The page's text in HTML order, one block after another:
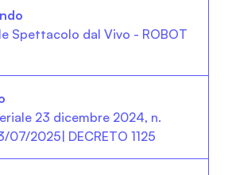
Spettacolo dal Vivo - ROBOT
23 dicembre 2024, n.
07/2025| DECRETO 1125